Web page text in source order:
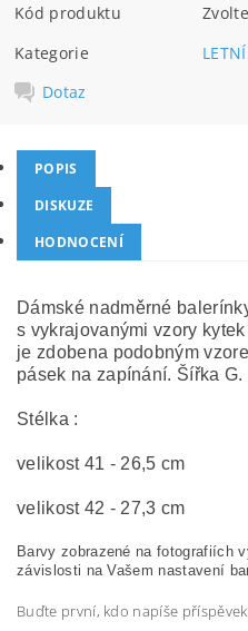
Kód produktu
Kategorie
LETNÍ
Dotaz
POPIS
DISKUZE
HODNOCENÍ
Dámské nadměrné
s vykrajovanými vzory
je zdobena podobným
pásek na zapínání. Šířka G.
Stélka :
velikost 41 - 26,5 cm
velikost 42 - 27,3 cm
Barvy zobrazené na fotografiích
závislosti na Vašem nastavení
Buďte první, kdo napíše